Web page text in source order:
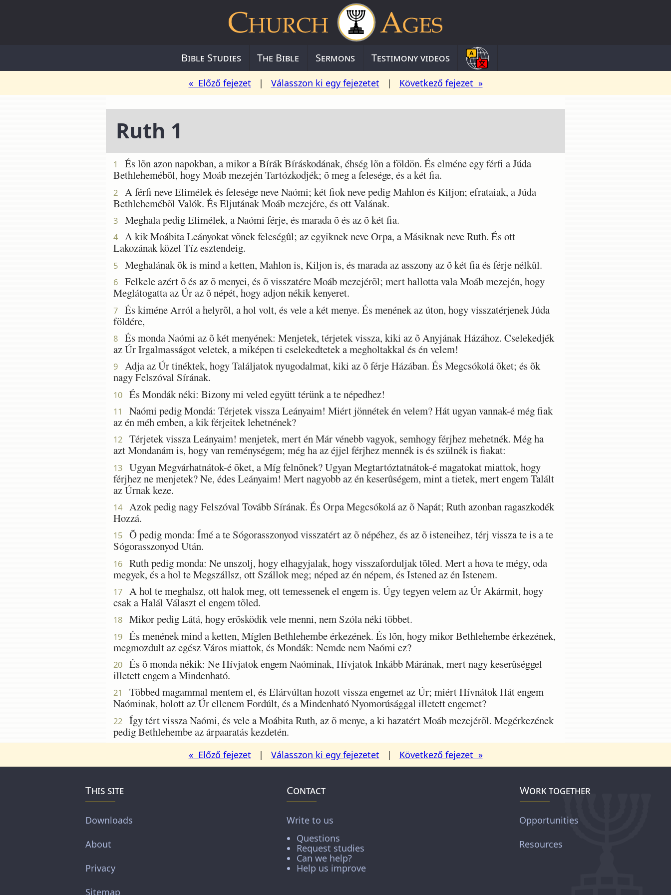
Bible Studies The Bible Sermons Testimony videos
« Előző fejezet | Válasszon ki egy fejezetet | Következő fejezet »
Ruth 1
1
És lõn azon napokban, a mikor a Bírák Bíráskodának, éhség lõn a földön. És elméne egy férfi a Júda
Bethlehemébõl, hogy Moáb mezején Tartózkodjék; õ meg a felesége, és a két fia.
2
A férfi neve Elimélek és felesége neve Naómi; két fiok neve pedig Mahlon és Kiljon; efrataiak, a Júda
Bethlehemébõl Valók. És Eljutának Moáb mezejére, és ott Valának.
3 Meghala pedig Elimélek, a Naómi férje, és marada õ és az õ két fia.
4
A kik Moábita Leányokat võnek feleségûl; az egyiknek neve Orpa, a Másiknak neve Ruth. És ott
Lakozának közel Tíz esztendeig.
5 Meghalának õk is mind a ketten, Mahlon is, Kiljon is, és marada az asszony az õ két fia és férje nélkûl.
6
Felkele azért õ és az õ menyei, és õ visszatére Moáb mezejérõl; mert hallotta vala Moáb mezején, hogy
Meglátogatta az Úr az õ népét, hogy adjon nékik kenyeret.
7
És kiméne Arról a helyrõl, a hol volt, és vele a két menye. És menének az úton, hogy visszatérjenek Júda
földére,
8
És monda Naómi az õ két menyének: Menjetek, térjetek vissza, kiki az õ Anyjának Házához. Cselekedjék
az Úr Irgalmasságot veletek, a miképen ti cselekedtetek a megholtakkal és én velem!
9
Adja az Úr tinéktek, hogy Találjatok nyugodalmat, kiki az õ férje Házában. És Megcsókolá õket; és õk
nagy Felszóval Sírának.
10 És Mondák néki: Bizony mi veled együtt térünk a te népedhez!
11
Naómi pedig Mondá: Térjetek vissza Leányaim! Miért jönnétek én velem? Hát ugyan vannak-é még fiak
az én méh emben, a kik férjeitek lehetnének?
12
Térjetek vissza Leányaim! menjetek, mert én Már vénebb vagyok, semhogy férjhez mehetnék. Még ha
azt Mondanám is, hogy van reménységem; még ha az éjjel férjhez mennék is és szülnék is fiakat:
13
Ugyan Megvárhatnátok-é õket, a Míg felnõnek? Ugyan Megtartóztatnátok-é magatokat miattok, hogy
férjhez ne menjetek? Ne, édes Leányaim! Mert nagyobb az én keserûségem, mint a tietek, mert engem Talált
az Úrnak keze.
14
Azok pedig nagy Felszóval Tovább Sírának. És Orpa Megcsókolá az õ Napát; Ruth azonban ragaszkodék
Hozzá.
15
Õ pedig monda: Ímé a te Sógorasszonyod visszatért az õ népéhez, és az õ isteneihez, térj vissza te is a te
Sógorasszonyod Után.
16
Ruth pedig monda: Ne unszolj, hogy elhagyjalak, hogy visszaforduljak tõled. Mert a hova te mégy, oda
megyek, és a hol te Megszállsz, ott Szállok meg; néped az én népem, és Istened az én Istenem.
17
A hol te meghalsz, ott halok meg, ott temessenek el engem is. Úgy tegyen velem az Úr Akármit, hogy
csak a Halál Választ el engem tõled.
18 Mikor pedig Látá, hogy erõsködik vele menni, nem Szóla néki többet.
19
És menének mind a ketten, Míglen Bethlehembe érkezének. És lõn, hogy mikor Bethlehembe érkezének,
megmozdult az egész Város miattok, és Mondák: Nemde nem Naómi ez?
20
És õ monda nékik: Ne Hívjatok engem Naóminak, Hívjatok Inkább Márának, mert nagy keserûséggel
illetett engem a Mindenható.
21
Többed magammal mentem el, és Elárvúltan hozott vissza engemet az Úr; miért Hívnátok Hát engem
Naóminak, holott az Úr ellenem Fordúlt, és a Mindenható Nyomorúsággal illetett engemet?
22
Így tért vissza Naómi, és vele a Moábita Ruth, az õ menye, a ki hazatért Moáb mezejérõl. Megérkezének
pedig Bethlehembe az árpaaratás kezdetén.
« Előző fejezet | Válasszon ki egy fejezetet | Következő fejezet »
This site
Downloads
About
Privacy
Sitemap
Contact
Write to us
Questions
Request studies
Can we help?
Help us improve
Work together
Opportunities
Resources